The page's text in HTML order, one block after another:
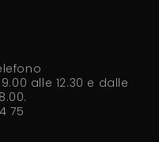
alle 12.30 e dalle
75